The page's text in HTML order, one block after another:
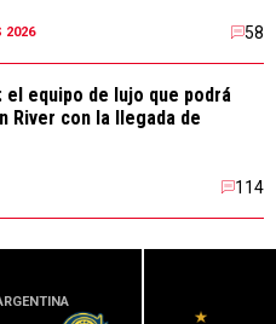
2026 58
el equipo de lujo que podrá
River con la llegada de
114